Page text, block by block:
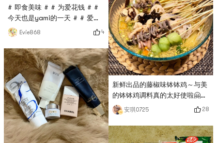
亚米真的6 #
# 即食美味 # # 为爱花钱 # #
今天也是yami的一天 # # 爱吃
又想瘦 # # 亚米真的6 # 亚米
铁粉没错了。 之前几个月对
yami有些失望来着，因为没有办
法买到自己想要的食物，就先放
购物车，可没过多久放购物车里
的吃的也没有了，以为yami补货
不到位，不过现在好了，yami商
品感觉恢复旧貌，甚至多了许多
东西和活动呢。真不错。。。👍
💋💕💖❤️ 华人心之所向。。。
Evie868 4
新鲜出品的藤椒味钵钵鸡～与美
的钵钵鸡调料真的太好使啦🤗有
了这包调料，我的十八般厨艺都
派不上用场了！为了味道加分，
特意煲了高汤(猪骨+鸡爪+羊肉
混合高汤)，成品一流！！下次
安琪0725 28